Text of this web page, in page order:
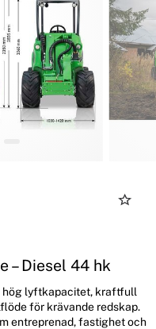
– Diesel 44 hk
hög lyftkapacitet, kraftfull
för krävande redskap.
entreprenad, fastighet och